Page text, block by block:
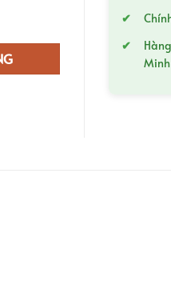
mã 88181004 số lượng
Minh